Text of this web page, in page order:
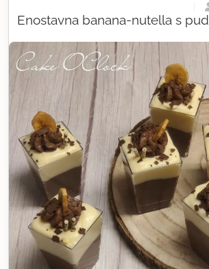
Enostavna banana-nutella s